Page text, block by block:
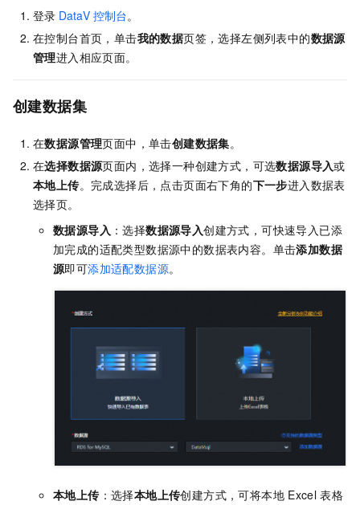
登录 DataV 控制台。
在控制台首页，单击我的数据页签，选择左侧列表中的数据源
管理进入相应页面。
创建数据集
在数据源管理页面中，单击创建数据集。
在选择数据源页面内，选择一种创建方式，可选数据源导入或
本地上传。完成选择后，点击页面右下角的下一步进入数据表
选择页。
数据源导入 ：选择数据源导入创建方式，可快速导入已添
加完成的适配类型数据源中的数据表内容。单击添加数据
源即可添加适配数据源。
本地上传 ：选择本地上传创建方式，可将本地 Excel 表格